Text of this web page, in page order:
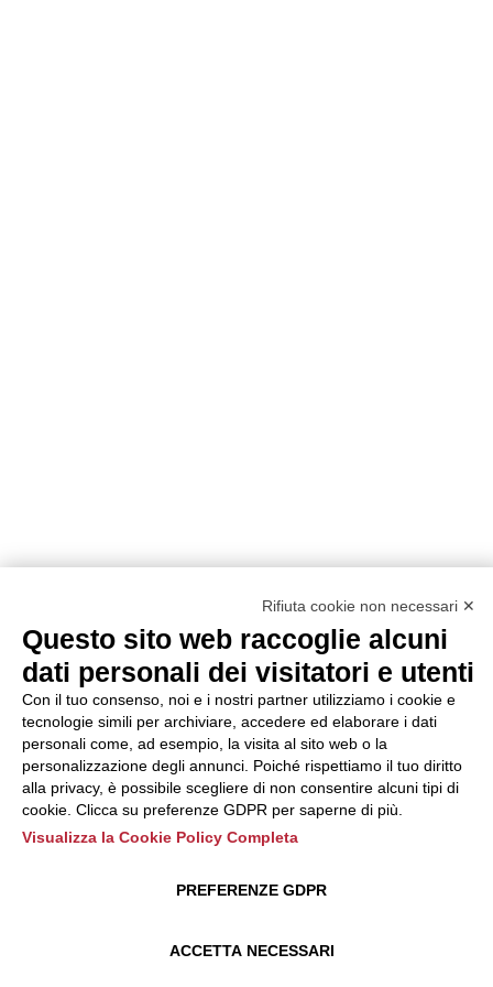
Rifiuta cookie non necessari ✕
Questo sito web raccoglie alcuni
dati personali dei visitatori e utenti
Con il tuo consenso, noi e i nostri partner utilizziamo i cookie e
tecnologie simili per archiviare, accedere ed elaborare i dati
personali come, ad esempio, la visita al sito web o la
personalizzazione degli annunci. Poiché rispettiamo il tuo diritto
alla privacy, è possibile scegliere di non consentire alcuni tipi di
cookie. Clicca su preferenze GDPR per saperne di più.
Visualizza la Cookie Policy Completa
ACCETTA NECESSARI
PREFERENZE GDPR